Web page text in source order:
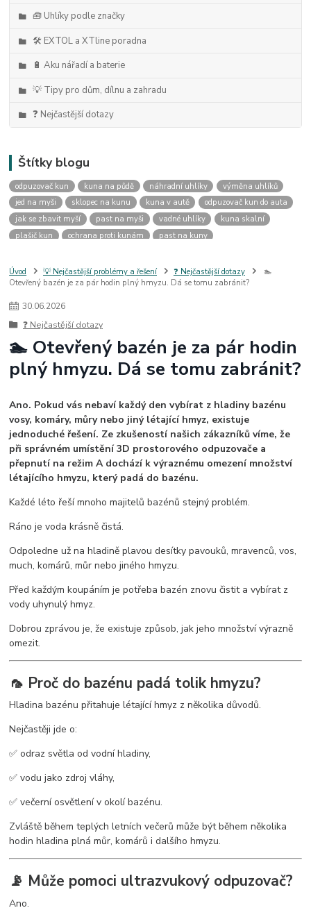
🧰 Uhlíky podle značky
🛠️ EXTOL a XTline poradna
🔋 Aku nářadí a baterie
💡 Tipy pro dům, dílnu a zahradu
❓ Nejčastější dotazy
Štítky blogu
odpuzovač kun kuna na půdě náhradní uhlíky
výměna uhlíků
jed na myši
sklopec na kunu kuna v autě
odpuzovač kun do auta
jak se zbavit myší
past na myši vadné uhlíky
kuna skalní
plašič kun
ochrana proti kunám
past na kuny
past na kunu
myši v domě odpuzovač myší
jak se zbavit vos
odpuzovač vos
likvidace vos pasti na myši kuna
klíště
štěnice
štěnice v hotelu
mravenci a mšice
uhlíky do nářadí
uhlíky do nařadí
uhlíky do vysavače
uhlíky do pračky uhlíky do
uhlíky bosch
kde sehnat uhlíky
kde koupit uhlíky
Úvod 💡 Nejčastější problémy a řešení ❓ Nejčastější dotazy
🏊
Otevřený bazén je za pár hodin plný hmyzu. Dá se tomu zabránit?
30.06.2026
❓ Nejčastější dotazy
🏊 Otevřený bazén je za pár hodin
plný hmyzu. Dá se tomu zabránit?
Ano. Pokud vás nebaví každý den vybírat z hladiny bazénu
vosy, komáry, můry nebo jiný létající hmyz, existuje
jednoduché řešení. Ze zkušeností našich zákazníků víme, že
při správném umístění 3D prostorového odpuzovače a
přepnutí na režim A dochází k výraznému omezení množství
létajícího hmyzu, který padá do bazénu.
Každé léto řeší mnoho majitelů bazénů stejný problém.
Ráno je voda krásně čistá.
Odpoledne už na hladině plavou desítky pavouků, mravenců, vos,
much, komárů, můr nebo jiného hmyzu.
Před každým koupáním je potřeba bazén znovu čistit a vybírat z
vody uhynulý hmyz.
Dobrou zprávou je, že existuje způsob, jak jeho množství výrazně
omezit.
🦟 Proč do bazénu padá tolik hmyzu?
Hladina bazénu přitahuje létající hmyz z několika důvodů.
Nejčastěji jde o:
✅ odraz světla od vodní hladiny,
✅ vodu jako zdroj vláhy,
✅ večerní osvětlení v okolí bazénu.
Zvláště během teplých letních večerů může být během několika
hodin hladina plná můr, komárů i dalšího hmyzu.
📡 Může pomoci ultrazvukový odpuzovač?
Ano.